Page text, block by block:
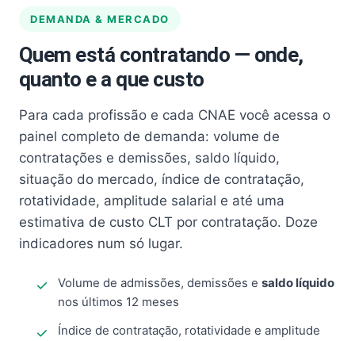
DEMANDA & MERCADO
Quem está contratando — onde,
quanto e a que custo
Para cada profissão e cada CNAE você acessa o
painel completo de demanda: volume de
contratações e demissões, saldo líquido,
situação do mercado, índice de contratação,
rotatividade, amplitude salarial e até uma
estimativa de custo CLT por contratação. Doze
indicadores num só lugar.
Volume de admissões, demissões e saldo líquido
nos últimos 12 meses
Índice de contratação, rotatividade e amplitude